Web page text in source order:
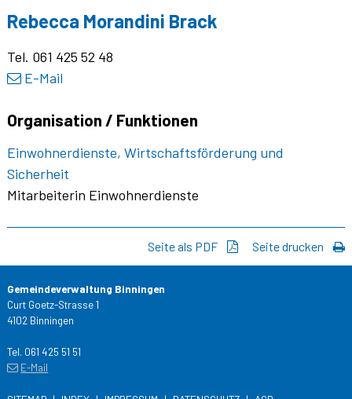
Rebecca Morandini Brack
Tel. 061 425 52 48
E-Mail
Organisation / Funktionen
Einwohnerdienste, Wirtschaftsförderung und
Sicherheit
Mitarbeiterin Einwohnerdienste
Seite drucken
Seite als PDF
Gemeindeverwaltung Binningen
Curt Goetz-Strasse 1
4102 Binningen
Tel. 061 425 51 51
E-Mail